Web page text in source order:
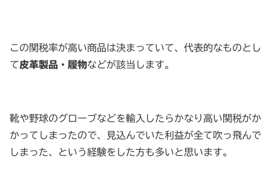
この関税率が高い商品は決まっていて、代表的なものとし
て皮革製品・履物などが該当します。
靴や野球のグローブなどを輸入したらかなり高い関税がか
かってしまったので、見込んでいた利益が全て吹っ飛んで
しまった、という経験をした方も多いと思います。